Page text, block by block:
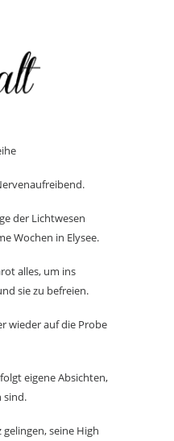
der Lichtwesen
Wochen in Elysee.
alles, um ins
sie zu befreien.
wieder auf die Probe
eigene Absichten,
sind.
seine High